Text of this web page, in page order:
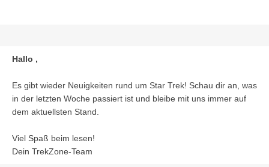
Hallo ,
Es gibt wieder Neuigkeiten rund um Star Trek! Schau dir an, was
in der letzten Woche passiert ist und bleibe mit uns immer auf
dem aktuellsten Stand.
Viel Spaß beim lesen!
Dein TrekZone-Team